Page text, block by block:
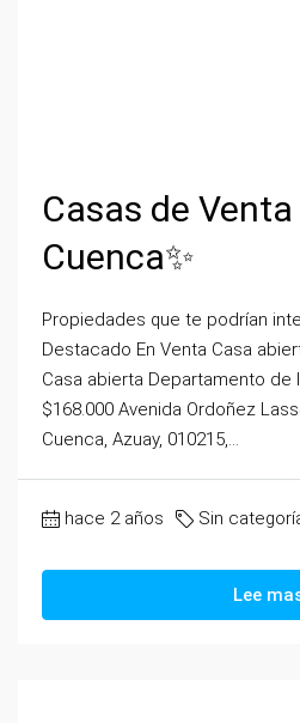
Casas de
Cuenca✨
Propiedades que te podrían
Destacado En Venta Casa
Casa abierta Departamento de
$168.000 Avenida Ordoñez
Cuenca, Azuay, 010215,...
hace 2 años Sin
Lee